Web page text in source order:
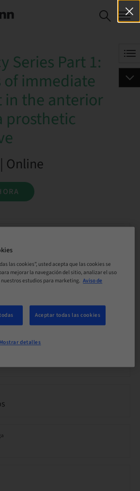
1:
RESERVAR AHORA
Series Part 1:
immediate
the anterior
prosthetic
Online
(UTC+10)
(se aplican impuestos locales)
las cookies”, usted acepta que las cookies se
mejorar la navegación del sitio, analizar el uso
estudios para marketing. Aviso de
Aceptar todas las cookies
detalles